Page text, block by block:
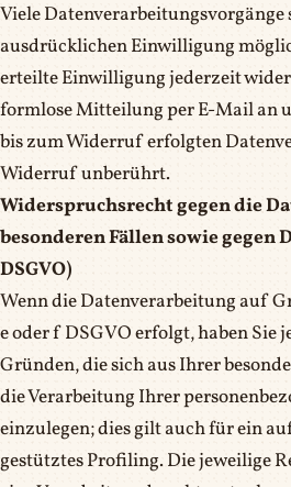
Viele
ausdrücklichen Einwilligung
erteilte Einwilligung jederzeit
formlose Mitteilung per E-Mail an
bis zum Widerruf erfolgten
Widerruf unberührt.
Widerspruchsrecht gegen die
besonderen Fällen sowie gegen
DSGVO)
Wenn die Datenverarbeitung auf
e oder f DSGVO erfolgt, haben Sie
Gründen, die sich aus Ihrer
die Verarbeitung Ihrer
einzulegen; dies gilt auch für ein
gestütztes Profiling. Die jeweilige